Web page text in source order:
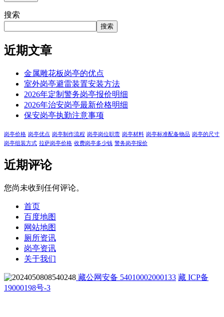
搜索
搜索
近期文章
金属雕花板岗亭的优点
室外岗亭避雷装置安装方法
2026年定制警务岗亭报价明细
2026年治安岗亭最新价格明细
保安岗亭执勤注意事项
岗亭价格 岗亭优点 岗亭制作流程 岗亭岗位职责 岗亭材料 岗亭标准配备物品 岗亭的尺寸
岗亭组装方式 拉萨岗亭价格 收费岗亭多少钱 警务岗亭报价
近期评论
您尚未收到任何评论。
首页
百度地图
网站地图
厕所资讯
岗亭资讯
关于我们
藏公网安备 54010002000133 藏 ICP备
19000198号-3